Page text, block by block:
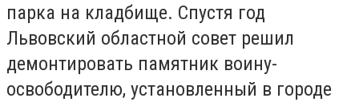
парка на кладбище. Спустя год
Львовский областной совет решил
демонтировать памятник воину-
освободителю, установленный в городе